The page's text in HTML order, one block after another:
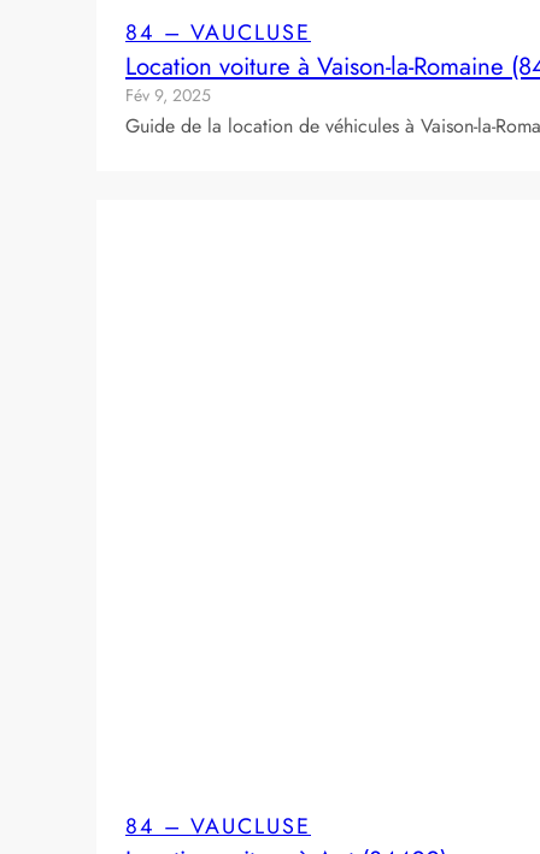
84 – VAUCLUSE
Location voiture à Vaison-la-Romaine
Fév 9, 2025
Guide de la location de véhicules à Vaison-la-
84 – VAUCLUSE